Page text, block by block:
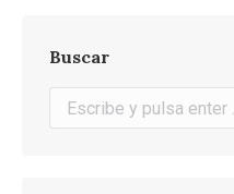
Buscar
Buscar: